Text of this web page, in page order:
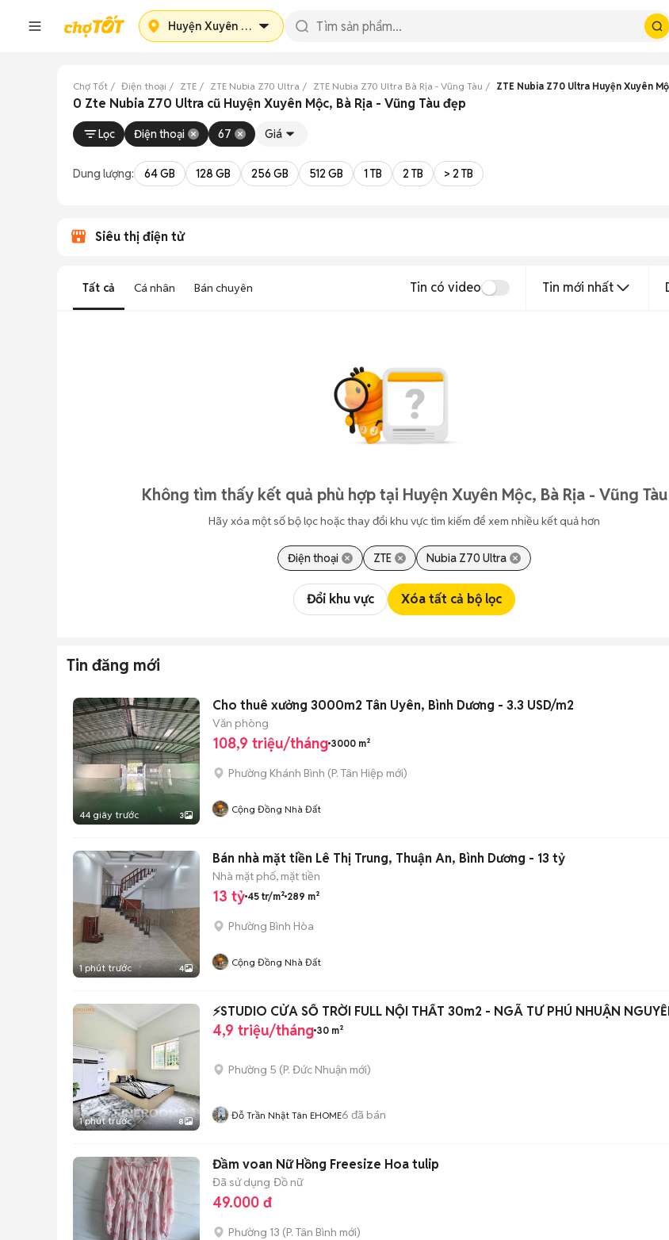
Huyện Xuyên Mộc
Chợ Tốt Điện thoại ZTE ZTE Nubia Z70 Ultra ZTE Nubia Z70 Ultra Bà Rịa - Vũng Tàu ZTE Nubia Z70 Ultra Huyện Xuyên
0 Zte Nubia Z70 Ultra cũ Huyện Xuyên Mộc, Bà Rịa - Vũng Tàu đẹp
Lọc Điện thoại 67 Giá
Dung lượng: 64 GB 128 GB 256 GB 512 GB 1 TB 2 TB > 2 TB
Siêu thị điện tử
Tất cả Cá nhân Bán chuyên Tin có video Tin mới nhất
Không tìm thấy kết quả phù hợp tại Huyện Xuyên Mộc, Bà Rịa - Vũng Tàu
Hãy xóa một số bộ lọc hoặc thay đổi khu vực tìm kiếm để xem nhiều kết quả hơn
Điện thoại ZTE Nubia Z70 Ultra
Đổi khu vực Xóa tất cả bộ lọc
Tin đăng mới
44 giây trước 3
Cho thuê xưởng 3000m2 Tân Uyên, Bình Dương - 3.3 USD/m2
Văn phòng
108,9 triệu/tháng 3000 m²
Phường Khánh Bình (P. Tân Hiệp mới)
Cộng Đồng Nhà Đất
1 phút trước 4
Bán nhà mặt tiền Lê Thị Trung, Thuận An, Bình Dương - 13 tỷ
Nhà mặt phố, mặt tiền
13 tỷ 45 tr/m² 289 m²
Phường Bình Hòa
Cộng Đồng Nhà Đất
1 phút trước 8
⚡️STUDIO CỬA SỔ TRỜI FULL NỘI THẤT 30m2 - NGÃ TƯ PHÚ NHUẬN
4,9 triệu/tháng 30 m²
Phường 5 (P. Đức Nhuận mới)
Đỗ Trần Nhật Tân EHOME6 đã bán
Đầm voan Nữ Hồng Freesize Hoa tulip
Đã sử dụng Đồ nữ
49.000 đ
Phường 13 (P. Tân Bình mới)